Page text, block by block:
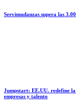
Servimudanzas supera las
Jumpstart: EE.UU. redefine
empresas y talento